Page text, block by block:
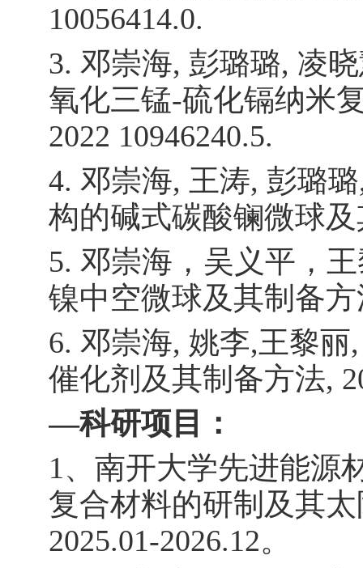
10056414.0.
3. 邓崇海, 彭璐璐, 凌
氧化三锰-硫化镉纳米
2022 10946240.5.
4. 邓崇海, 王涛, 彭璐璐
构的碱式碳酸镧微球
5. 邓崇海，吴义平，
镍中空微球及其制备
6. 邓崇海, 姚李,王黎丽
催化剂及其制备方法,
—科研项目：
1、 南开大学先进能源
复合材料的研制及其
2025.01-2026.12。